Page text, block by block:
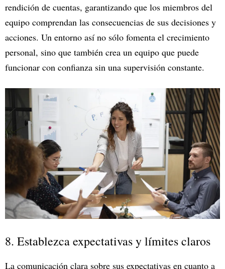
rendición de cuentas, garantizando que los miembros del
equipo comprendan las consecuencias de sus decisiones y
acciones. Un entorno así no sólo fomenta el crecimiento
personal, sino que también crea un equipo que puede
funcionar con confianza sin una supervisión constante.
8. Establezca expectativas y límites claros
La comunicación clara sobre sus expectativas en cuanto a